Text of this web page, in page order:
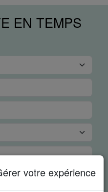
votre expérience
EN TEMPS